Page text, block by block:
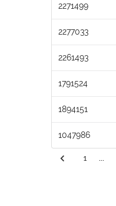
2271499
2277033
2261493
1791524
1894151
1047986
1